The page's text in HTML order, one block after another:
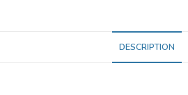
DESCRIPTION